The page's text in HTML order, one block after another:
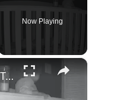
Now Playing
×
Boy Escapes Crib To Comfort Crying Little Brother Back To Sleep | Happily TV